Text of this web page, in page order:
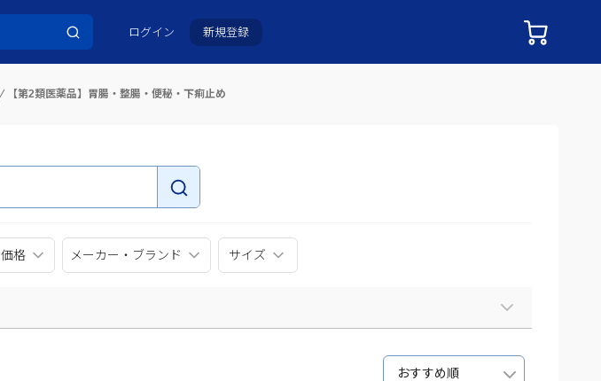
ログイン 新規登録
【第2類医薬品】胃腸・整腸・便秘・下痢止め
価格 メーカー・ブランド サイズ
おすすめ順